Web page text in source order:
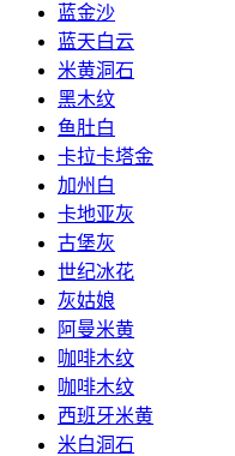
蓝金沙
蓝天白云
米黄洞石
黑木纹
鱼肚白
卡拉卡塔金
加州白
卡地亚灰
古堡灰
世纪冰花
灰姑娘
阿曼米黄
咖啡木纹
咖啡木纹
西班牙米黄
米白洞石